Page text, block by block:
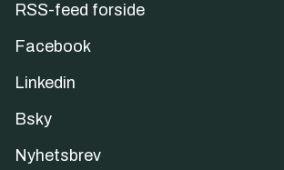
RSS-feed forside
Facebook
Linkedin
Bsky
Nyhetsbrev